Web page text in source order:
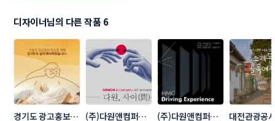
디자이너님의 다른 작품 6
경기도 광고홍보제 (주)다원앤컴퍼니 (주)다원앤컴퍼니 대전관광공